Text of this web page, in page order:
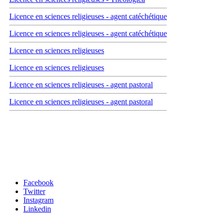
Licence en sciences religieuses - agent catéchétique
Licence en sciences religieuses - agent catéchétique
Licence en sciences religieuses
Licence en sciences religieuses
Licence en sciences religieuses - agent pastoral
Licence en sciences religieuses - agent pastoral
Facebook
Twitter
Instagram
Linkedin